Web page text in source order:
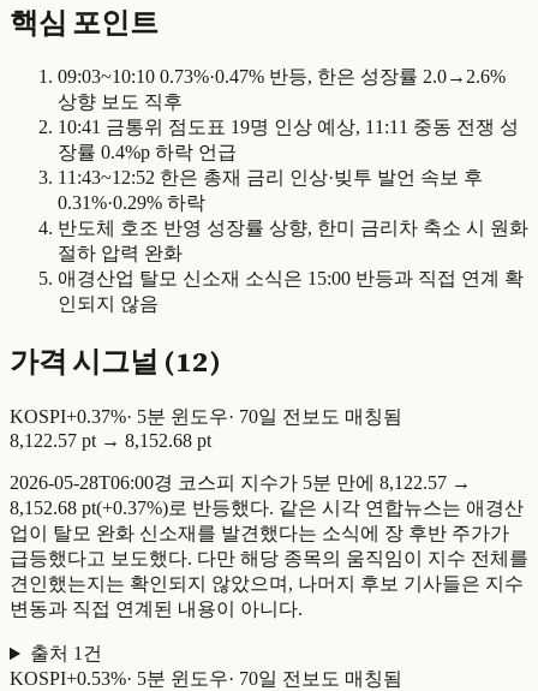
핵심 포인트
09:03~10:10 0.73%·0.47% 반등, 한은 성장률 2.0→2.6%
상향 보도 직후
10:41 금통위 점도표 19명 인상 예상, 11:11 중동 전쟁 성
장률 0.4%p 하락 언급
11:43~12:52 한은 총재 금리 인상·빚투 발언 속보 후
0.31%·0.29% 하락
반도체 호조 반영 성장률 상향, 한미 금리차 축소 시 원화
절하 압력 완화
애경산업 탈모 신소재 소식은 15:00 반등과 직접 연계 확
인되지 않음
가격 시그널 (12)
KOSPI+0.37%· 5분 윈도우· 70일 전 보도 매칭됨
8,122.57 pt → 8,152.68 pt
2026-05-28T06:00경 코스피 지수가 5분 만에 8,122.57 →
8,152.68 pt(+0.37%)로 반등했다. 같은 시각 연합뉴스는 애경산
업이 탈모 완화 신소재를 발견했다는 소식에 장 후반 주가가
급등했다고 보도했다. 다만 해당 종목의 움직임이 지수 전체를
견인했는지는 확인되지 않았으며, 나머지 후보 기사들은 지수
변동과 직접 연계된 내용이 아니다.
출처 1 건
KOSPI+0.53%· 5분 윈도우· 70일 전 보도 매칭됨